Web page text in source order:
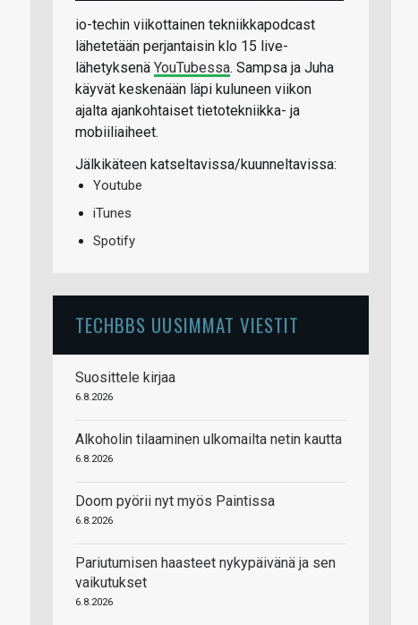
io-techin viikottainen tekniikkapodcast
lähetetään perjantaisin klo 15 live-
lähetyksenä YouTubessa. Sampsa ja Juha
käyvät keskenään läpi kuluneen viikon
ajalta ajankohtaiset tietotekniikka- ja
mobiiliaiheet.
Jälkikäteen katseltavissa/kuunneltavissa:
Youtube
iTunes
Spotify
TECHBBS UUSIMMAT VIESTIT
Suosittele kirjaa
6.8.2026
Alkoholin tilaaminen ulkomailta netin kautta
6.8.2026
Doom pyörii nyt myös Paintissa
6.8.2026
Pariutumisen haasteet nykypäivänä ja sen
vaikutukset
6.8.2026